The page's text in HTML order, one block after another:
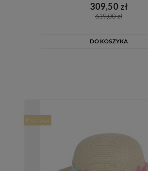
309,50 zł
619,00 zł
DO KOSZYKA
Promocja